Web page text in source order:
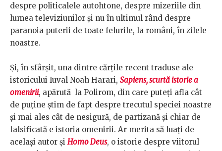
despre politicalele autohtone, despre mizeriile din
lumea televiziunilor și nu în ultimul rând despre
paranoia puterii de toate felurile, la români, în zilele
noastre.
Și, în sfârșit, una dintre cărțile recent traduse ale
istoricului Iuval Noah Harari, Sapiens, scurtă istorie a
omenirii, apărută la Polirom, din care puteți afla cât
de puține știm de fapt despre trecutul speciei noastre
și mai ales cât de nesigură, de partizană și chiar de
falsificată e istoria omenirii. Ar merita să luați de
același autor și Homo Deus, o istorie despre viitorul